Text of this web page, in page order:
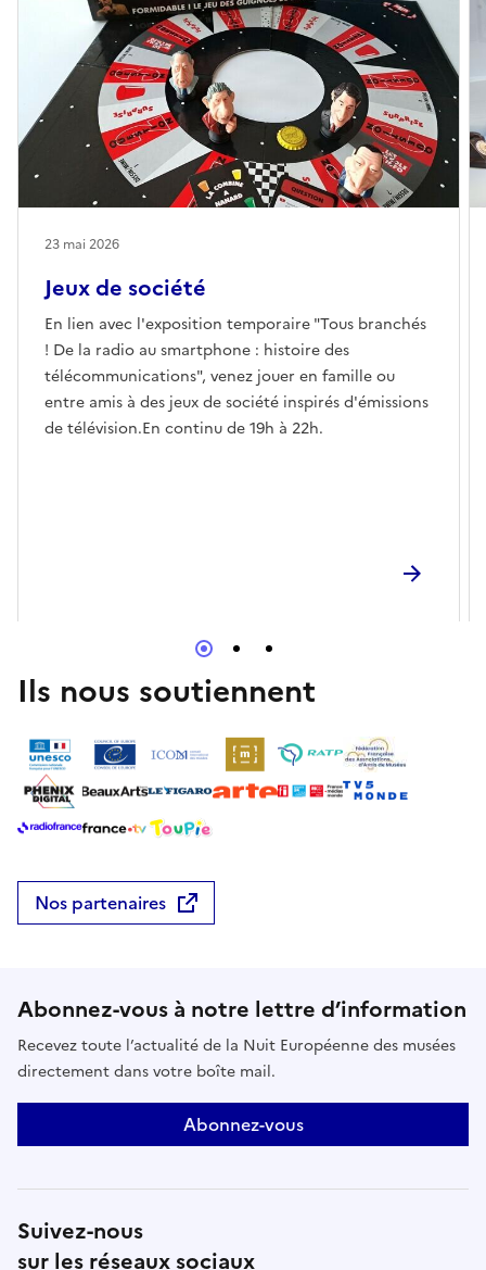
Jeux de société
En lien avec l'exposition temporaire "Tous branchés
! De la radio au smartphone : histoire des
télécommunications", venez jouer en famille ou
entre amis à des jeux de société inspirés d'émissions
de télévision.En continu de 19h à 22h.
23 mai 2026
Ils nous soutiennent
Nos partenaires
Abonnez-vous à notre lettre d’information
Recevez toute l’actualité de la Nuit Européenne des musées
directement dans votre boîte mail.
Abonnez-vous
Suivez-nous
sur les réseaux sociaux